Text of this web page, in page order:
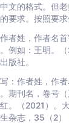
文的格式。但
要求。按照要求
者姓，作者名
例如：王明。
版社。
：作者姓，作
期刊名，卷号
。（2021）。
杂志，35（2）